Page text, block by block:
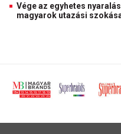
Vége az egyhetes
magyarok utazási